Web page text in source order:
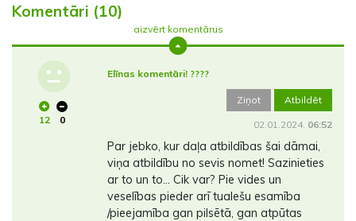
Komentāri (10)
aizvērt komentārus
12 0
Elīnas komentāri! ????
Ziņot Atbildēt
02.01.2024. 06:52
Par jebko, kur daļa atbildības šai dāmai,
viņa atbildību no sevis nomet! Sazinieties
ar to un to... Cik var? Pie vides un
veselības pieder arī tualešu esamība
/pieejamība gan pilsētā, gan atpūtas